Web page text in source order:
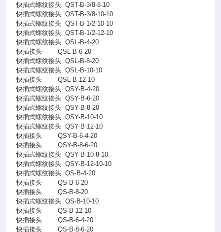
快插式螺纹接头 QST-B-3/8-8-10
快插式螺纹接头 QST-B-3/8-10-10
快插式螺纹接头 QST-B-1/2-10-10
快插式螺纹接头 QST-B-1/2-12-10
快插式螺纹接头 QSL-B-4-20
快插接头
QSL-B-6-20
快插式螺纹接头 QSL-B-8-20
快插式螺纹接头 QSL-B-10-10
快插接头
QSL-B-12-10
快插式螺纹接头 QSY-B-4-20
快插式螺纹接头 QSY-B-6-20
快插式螺纹接头 QSY-B-8-20
快插式螺纹接头 QSY-B-10-10
快插式螺纹接头 QSY-B-12-10
快插接头
QSY-B-6-4-20
快插接头
QSY-B-8-6-20
快插式螺纹接头 QSY-B-10-8-10
快插式螺纹接头 QSY-B-12-10-10
快插式螺纹接头 QS-B-4-20
快插接头
QS-B-6-20
快插接头
QS-B-8-20
快插式螺纹接头 QS-B-10-10
快插接头
QS-B-12-10
快插接头
QS-B-6-4-20
快插接头
QS-B-8-6-20